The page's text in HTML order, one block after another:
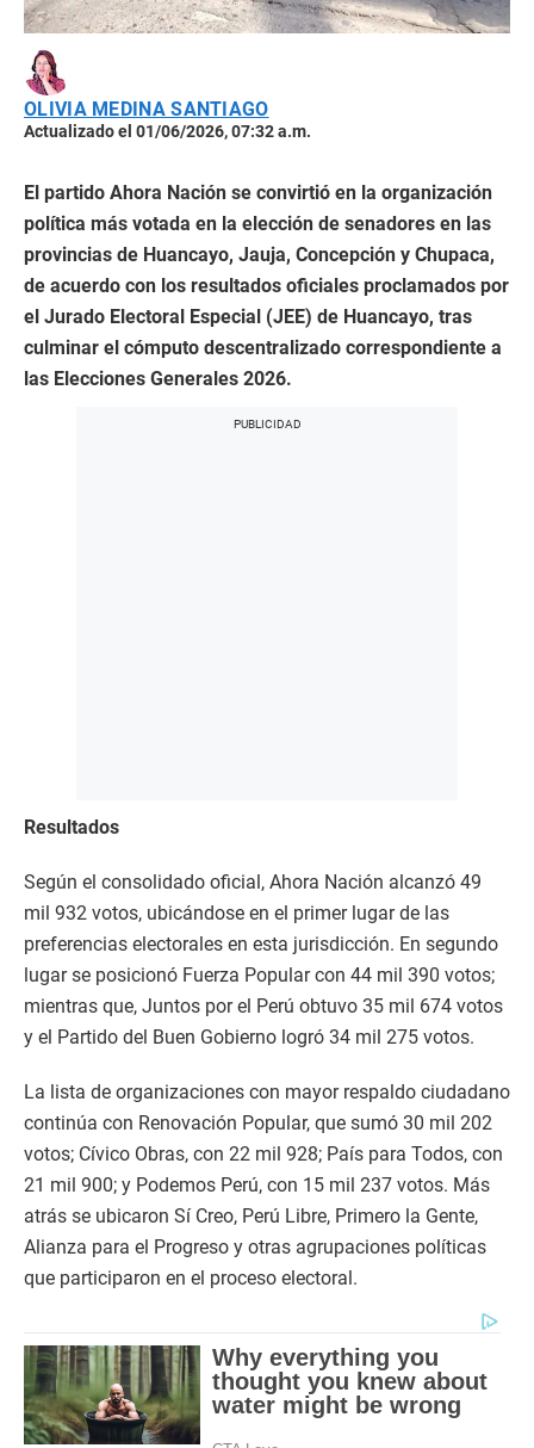
OLIVIA MEDINA SANTIAGO
Actualizado el 01/06/2026, 07:32 a.m.
El partido Ahora Nación se convirtió en la organización
política más votada en la elección de senadores en las
provincias de Huancayo, Jauja, Concepción y Chupaca,
de acuerdo con los resultados oficiales proclamados por
el Jurado Electoral Especial (JEE) de Huancayo, tras
culminar el cómputo descentralizado correspondiente a
las Elecciones Generales 2026.
Resultados
Según el consolidado oficial, Ahora Nación alcanzó 49
mil 932 votos, ubicándose en el primer lugar de las
preferencias electorales en esta jurisdicción. En segundo
lugar se posicionó Fuerza Popular con 44 mil 390 votos;
mientras que, Juntos por el Perú obtuvo 35 mil 674 votos
y el Partido del Buen Gobierno logró 34 mil 275 votos.
La lista de organizaciones con mayor respaldo ciudadano
continúa con Renovación Popular, que sumó 30 mil 202
votos; Cívico Obras, con 22 mil 928; País para Todos, con
21 mil 900; y Podemos Perú, con 15 mil 237 votos. Más
atrás se ubicaron Sí Creo, Perú Libre, Primero la Gente,
Alianza para el Progreso y otras agrupaciones políticas
que participaron en el proceso electoral.